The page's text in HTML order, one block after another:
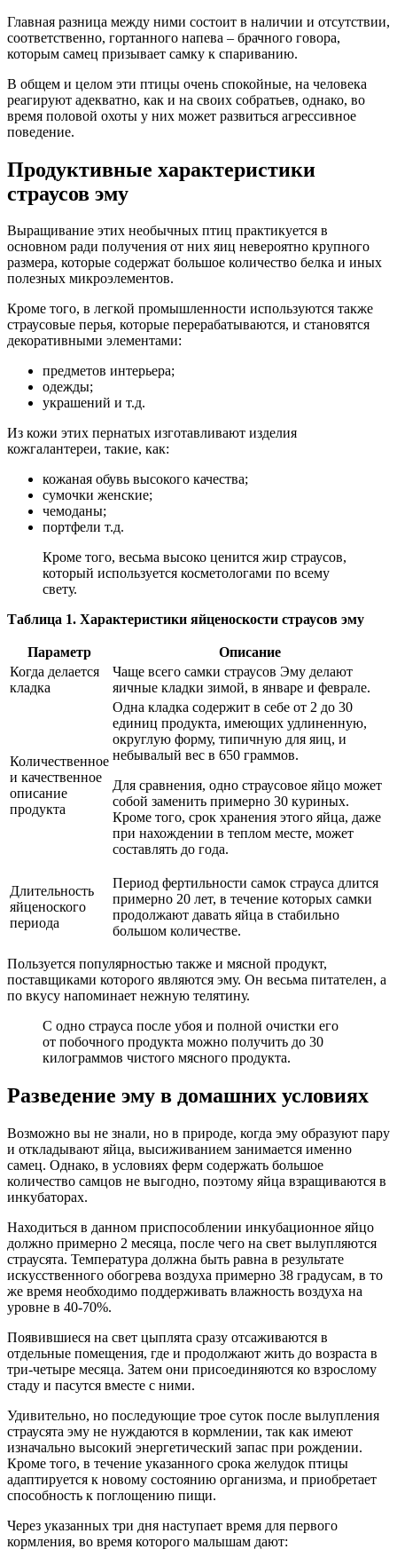
Главная разница между ними состоит в наличии и отсутствии,
соответственно, гортанного напева – брачного говора,
которым самец призывает самку к спариванию.
В общем и целом эти птицы очень спокойные, на человека
реагируют адекватно, как и на своих собратьев, однако, во
время половой охоты у них может развиться агрессивное
поведение.
Продуктивные характеристики
страусов эму
Выращивание этих необычных птиц практикуется в
основном ради получения от них яиц невероятно крупного
размера, которые содержат большое количество белка и иных
полезных микроэлементов.
Кроме того, в легкой промышленности используются также
страусовые перья, которые перерабатываются, и становятся
декоративными элементами:
предметов интерьера;
одежды;
украшений и т.д.
Из кожи этих пернатых изготавливают изделия
кожгалантереи, такие, как:
кожаная обувь высокого качества;
сумочки женские;
чемоданы;
портфели т.д.
Кроме того, весьма высоко ценится жир страусов,
который используется косметологами по всему
свету.
Таблица 1. Характеристики яйценоскости страусов эму
Параметр
Описание
Когда делается
кладка
Чаще всего самки страусов Эму делают
яичные кладки зимой, в январе и феврале.
Количественное
и качественное
описание
продукта
Одна кладка содержит в себе от 2 до 30
единиц продукта, имеющих удлиненную,
округлую форму, типичную для яиц, и
небывалый вес в 650 граммов.
Для сравнения, одно страусовое яйцо может
собой заменить примерно 30 куриных.
Кроме того, срок хранения этого яйца, даже
при нахождении в теплом месте, может
составлять до года.
Длительность
яйценоского
периода
Период фертильности самок страуса длится
примерно 20 лет, в течение которых самки
продолжают давать яйца в стабильно
большом количестве.
Пользуется популярностью также и мясной продукт,
поставщиками которого являются эму. Он весьма питателен, а
по вкусу напоминает нежную телятину.
С одно страуса после убоя и полной очистки его
от побочного продукта можно получить до 30
килограммов чистого мясного продукта.
Разведение эму в домашних условиях
Возможно вы не знали, но в природе, когда эму образуют пару
и откладывают яйца, высиживанием занимается именно
самец. Однако, в условиях ферм содержать большое
количество самцов не выгодно, поэтому яйца взращиваются в
инкубаторах.
Находиться в данном приспособлении инкубационное яйцо
должно примерно 2 месяца, после чего на свет вылупляются
страусята. Температура должна быть равна в результате
искусственного обогрева воздуха примерно 38 градусам, в то
же время необходимо поддерживать влажность воздуха на
уровне в 40-70%.
Появившиеся на свет цыплята сразу отсаживаются в
отдельные помещения, где и продолжают жить до возраста в
три-четыре месяца. Затем они присоединяются ко взрослому
стаду и пасутся вместе с ними.
Удивительно, но последующие трое суток после вылупления
страусята эму не нуждаются в кормлении, так как имеют
изначально высокий энергетический запас при рождении.
Кроме того, в течение указанного срока желудок птицы
адаптируется к новому состоянию организма, и приобретает
способность к поглощению пищи.
Через указанных три дня наступает время для первого
кормления, во время которого малышам дают: